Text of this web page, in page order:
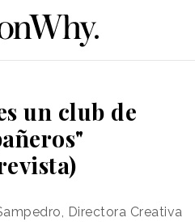
un club de
Directora Creativa